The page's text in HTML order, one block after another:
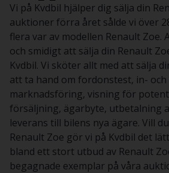
Vi på Kvdbil hjälper dig sälja din
auktioner förra året sålde vi över
flera var av modellen Renault Zoe.
och smidigt att sälja din Renault
Kvdbil. Vi sköter allt med att sälja
att ta hand om fordonstest, in-
marknadsföring, visning för
försäljning, ägarbyte, utbetalning
leverans till bilens nya ägare. Vill
Renault Zoe gör vi på Kvdbil det
bland ett stort utbud av Renault
begagnade exemplar på våra